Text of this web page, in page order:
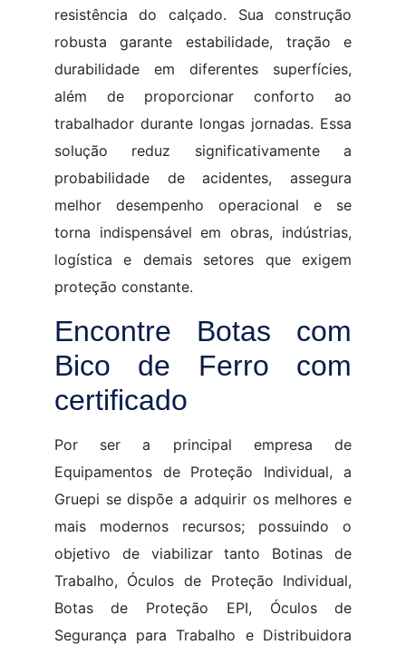
resistência do calçado. Sua construção
robusta garante estabilidade, tração e
durabilidade em diferentes superfícies,
além de proporcionar conforto ao
trabalhador durante longas jornadas. Essa
solução reduz significativamente a
probabilidade de acidentes, assegura
melhor desempenho operacional e se
torna indispensável em obras, indústrias,
logística e demais setores que exigem
proteção constante.
Encontre Botas com
Bico de Ferro com
certificado
Por ser a principal empresa de
Equipamentos de Proteção Individual, a
Gruepi se dispõe a adquirir os melhores e
mais modernos recursos; possuindo o
objetivo de viabilizar tanto Botinas de
Trabalho, Óculos de Proteção Individual,
Botas de Proteção EPI, Óculos de
Segurança para Trabalho e Distribuidora